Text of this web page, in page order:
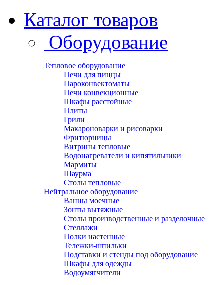
Каталог товаров
Оборудование
Тепловое оборудование
Печи для пиццы
Пароконвектоматы
Печи конвекционные
Шкафы расстойные
Плиты
Грили
Макароноварки и рисоварки
Фритюрницы
Витрины тепловые
Водонагреватели и кипятильники
Мармиты
Шаурма
Столы тепловые
Нейтральное оборудование
Ванны моечные
Зонты вытяжные
Столы производственные и разделочные
Стеллажи
Полки настенные
Тележки-шпильки
Подставки и стенды под оборудование
Шкафы для одежды
Водоумягчители